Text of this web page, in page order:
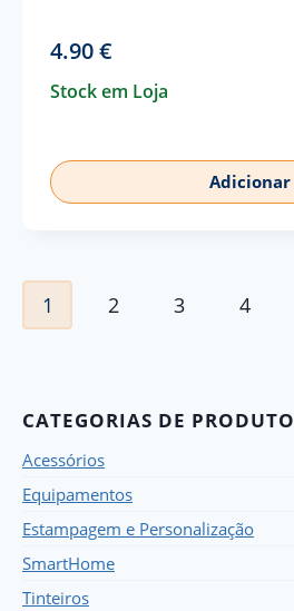
4.90€
Stock em Loja
Adicionar
1 2 3 4
CATEGORIAS DE PRODUTO
Acessórios
Equipamentos
Estampagem e Personalização
SmartHome
Tinteiros